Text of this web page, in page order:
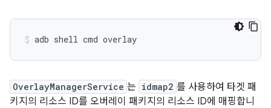
adb shell cmd overlay
OverlayManagerService 는 idmap2 를 사용하여 타겟 패
키지의 리소스 ID를 오버레이 패키지의 리소스 ID에 매핑합니